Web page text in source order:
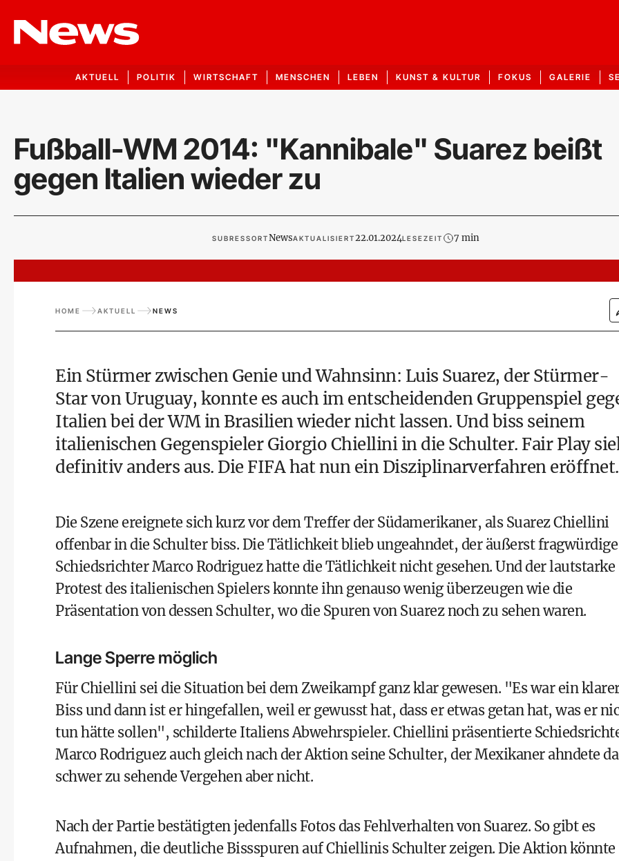
AKTUELL POLITIK WIRTSCHAFT MENSCHEN LEBEN KUNST & KULTUR FOKUS GALERIE
Fußball-WM 2014: "Kannibale" Suarez beißt
gegen Italien wieder zu
SUBRESSORTNewsAKTUALISIERT22.01.2024LESEZEIT 7 min
HOME AKTUELL NEWS
Ein Stürmer zwischen Genie und Wahnsinn: Luis Suarez, der Stürmer-
Star von Uruguay, konnte es auchim entscheidenden Gruppenspiel
Italienbei derWM in Brasilienwieder nicht lassen. Und biss seinem
italienischen Gegenspieler Giorgio Chiellini in die Schulter. Fair Play
definitiv anders aus. Die FIFA hat nun ein Disziplinarverfahren eröffnet.
Die Szene ereignete sich kurz vor dem Treffer der Südamerikaner, als Suarez Chiellini
offenbar in die Schulter biss. Die Tätlichkeit blieb ungeahndet, der äußerst fragwürdige
Schiedsrichter Marco Rodriguez hatte die Tätlichkeit nicht gesehen. Und der lautstarke
Protest des italienischen Spielers konnte ihn genauso wenig überzeugen wie die
Präsentation von dessen Schulter, wo die Spuren von Suarez noch zu sehen waren.
Lange Sperre möglich
Für Chiellini sei die Situation bei dem Zweikampf ganz klar gewesen. "Es war ein
Biss und dann ist er hingefallen, weil er gewusst hat, dass er etwas getan hat, was er
tun hätte sollen", schilderte Italiens Abwehrspieler. Chiellini präsentierte
Marco Rodriguez auch gleich nach der Aktion seine Schulter, der Mexikaner ahndete
schwer zu sehende Vergehen aber nicht.
Nach der Partie bestätigten jedenfalls Fotos das Fehlverhalten von Suarez. So gibt es
Aufnahmen, die deutliche Bissspuren auf Chiellinis Schulter zeigen. Die Aktion könnte